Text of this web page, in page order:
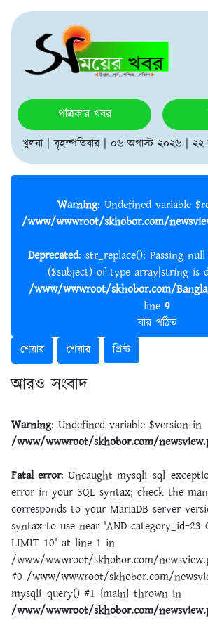
পত্রিকার খবর
খুলনা | বৃহস্পতিবার | ০৬ অগাস্ট ২০২৬ | ২২
Warning : Undefined variable
/www/wwwroot/skhobor.com/
Deprecated: str_replace(): Passing null to parameter #3
($subject) of type array|string is
/www/wwwroot/skhobor.com/
line 9
বার পঠিত
শেয়ার
শেয়ার প্রিন্ট
আরও সংবাদ
Warning: Undefined variable $version in
/www/wwwroot/skhobor.com/
Fatal error: Uncaught
error in your SQL syntax; check the
corresponds to your MariaDB server
syntax to use near 'AND category_id=23
LIMIT 10' at line 1 in
/www/wwwroot/skhobor.com/
#0 /www/wwwroot/skhobor.com/
mysqli_query() #1 {main} thrown in
/www/wwwroot/skhobor.com/